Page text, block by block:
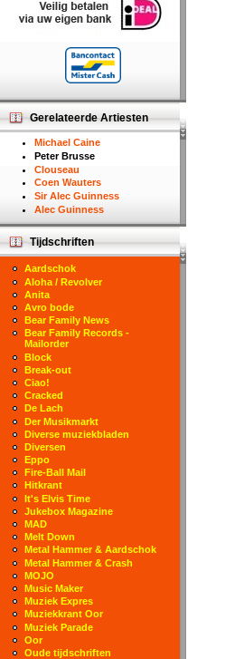
Gerelateerde Artiesten
Michael Caine
Peter Brusse
Clouseau
Coen Wauters
Sir Alec Guinness
Alec Guinness
Tijdschriften
Aardschok
Aloha / Revolver
Anita
Avro bode
Bear Family News
Bear Family Records -
Mailorder
Block
Break-out
Ciao!
Cracked
De Lach
Der Musikmarkt
Diverse muziekbladen
Diversen
Eppo
Fire-Ball Mail
Hitkrant
It's Elvis Time
Jukebox Magazine
MAD
Melt Down
Metal Hammer & Aardschok
Metal Hammer & Crash
MOJO
Music Maker
Muziek Expres
Muziekkrant Oor
Muziek Parade
Oor
Oude tijdschriften